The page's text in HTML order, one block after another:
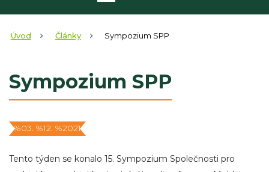
Úvod Články Sympozium SPP
Sympozium SPP
%03. %12. %2021
Tento týden se konalo 15. Sympozium Společnosti pro